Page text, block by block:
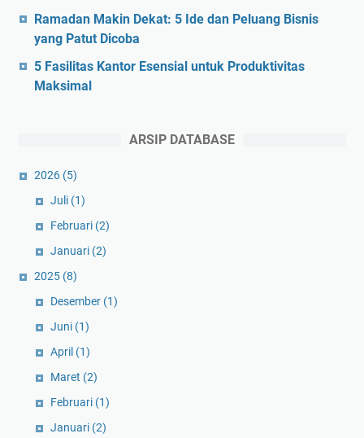
Ramadan Makin Dekat: 5 Ide dan Peluang Bisnis
yang Patut Dicoba
5 Fasilitas Kantor Esensial untuk Produktivitas
Maksimal
ARSIP DATABASE
2026 (5)
Juli (1)
Februari (2)
Januari (2)
2025 (8)
Desember (1)
Juni (1)
April (1)
Maret (2)
Februari (1)
Januari (2)